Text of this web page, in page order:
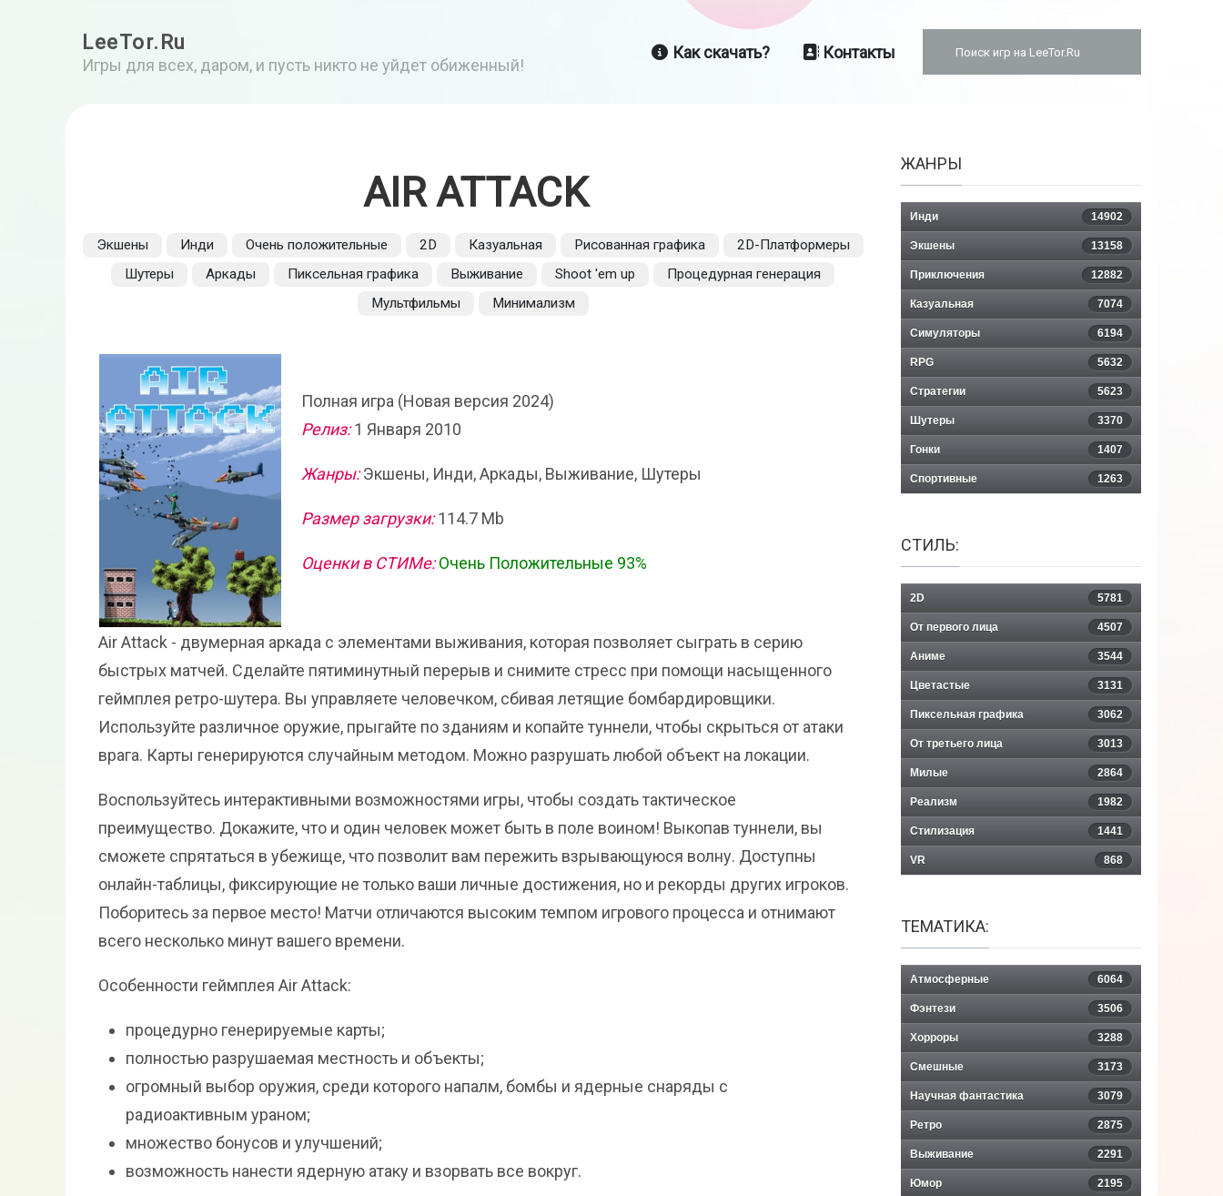
LeeTor.Ru
Игры для всех, даром, и пусть никто не уйдет обиженный!
Как скачать? Контакты
AIR ATTACK
Экшены Инди Очень положительные 2D Казуальная Рисованная графика
2D-Платформеры
Шутеры
Аркады Пиксельная графика Выживание Shoot 'em up
Процедурная генерация
Мультфильмы
Минимализм
Полная игра (Новая версия 2024)
Релиз:1 Января 2010
Жанры:Экшены, Инди, Аркады, Выживание, Шутеры
Размер загрузки:114.7 Mb
Оценки в СТИМе: Очень Положительные 93%
Air Attack - двумерная аркада с элементами выживания, которая позволяет сыграть в серию
быстрых матчей. Сделайте пятиминутный перерыв и снимите стресс при помощи насыщенного
геймплея ретро-шутера. Вы управляете человечком, сбивая летящие бомбардировщики.
Используйте различное оружие, прыгайте по зданиям и копайте туннели, чтобы скрыться от атаки
врага. Карты генерируются случайным методом. Можно разрушать любой объект на локации.
Воспользуйтесь интерактивными возможностями игры, чтобы создать тактическое
преимущество. Докажите, что и один человек может быть в поле воином! Выкопав туннели, вы
сможете спрятаться в убежище, что позволит вам пережить взрывающуюся волну. Доступны
онлайн-таблицы, фиксирующие не только ваши личные достижения, но и рекорды других игроков.
Поборитесь за первое место! Матчи отличаются высоким темпом игрового процесса и отнимают
всего несколько минут вашего времени.
Особенности геймплея Air Attack:
процедурно генерируемые карты;
полностью разрушаемая местность и объекты;
огромный выбор оружия, среди которого напалм, бомбы и ядерные снаряды с
радиоактивным ураном;
множество бонусов и улучшений;
возможность нанести ядерную атаку и взорвать все вокруг.
ЖАНРЫ
Инди 14902
Экшены 13158
Приключения 12882
Казуальная 7074
Симуляторы 6194
RPG 5632
Стратегии 5623
Шутеры 3370
Гонки 1407
Спортивные 1263
СТИЛЬ:
2D 5781
От первого лица 4507
Аниме 3544
Цветастые 3131
Пиксельная графика 3062
От третьего лица 3013
Милые 2864
Реализм 1982
Стилизация 1441
VR 868
ТЕМАТИКА:
Атмосферные 6064
Фэнтези 3506
Хорроры 3288
Смешные 3173
Научная фантастика 3079
Ретро 2875
Выживание 2291
Юмор 2195